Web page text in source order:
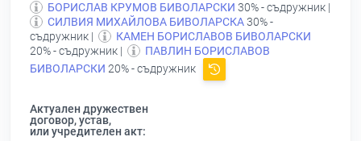
БОРИСЛАВ КРУМОВ БИВОЛАРСКИ 30% - съдружник |
СИЛВИЯ МИХАЙЛОВА БИВОЛАРСКА30% -
съдружник |
КАМЕН БОРИСЛАВОВ БИВОЛАРСКИ
20% - съдружник |
ПАВЛИН БОРИСЛАВОВ
БИВОЛАРСКИ 20% - съдружник
Актуален дружествен
договор, устав,
или учредителен акт: